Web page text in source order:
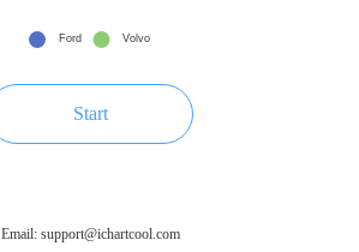
Start
Email: support@ichartcool.com